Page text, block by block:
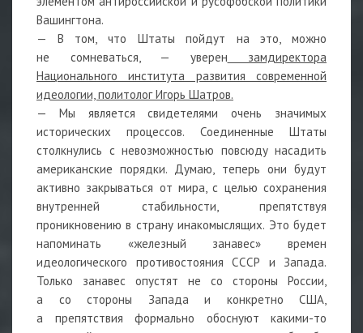
Вашингтона.
— В том, что Штаты пойдут на это, можно
не сомневаться, — уверен замдиректора
Национального института развития современной
идеологии, политолог Игорь Шатров.
— Мы является свидетелями очень значимых
исторических процессов. Соединенные Штаты
столкнулись с невозможностью повсюду насадить
американские порядки. Думаю, теперь они будут
активно закрываться от мира, с целью сохранения
внутренней стабильности, препятствуя
проникновению в страну инакомыслящих. Это будет
напоминать «железный занавес» времен
идеологического противостояния СССР и Запада.
Только занавес опустят не со стороны России,
а со стороны Запада и конкретно США,
а препятствия формально обоснуют какими-то